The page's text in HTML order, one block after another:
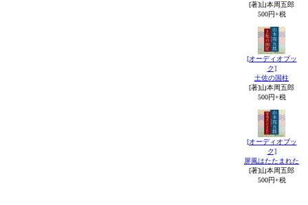
[著]山本周五郎
500円+税
[オーディオブッ
ク]
土佐の国柱
[著]山本周五郎
500円+税
[オーディオブッ
ク]
屏風はたたまれた
[著]山本周五郎
500円+税